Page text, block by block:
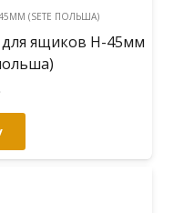
(SETE ПОЛЬША)
ящиков H-45мм